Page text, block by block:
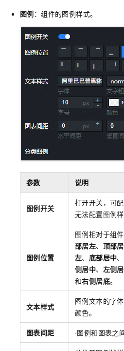
图例：组件的图例样式。
参数 说明
图例开关
打开开关，可
无法配置图例样
图例位置
图例相对于组
部居左、 顶部
左、 底部居中、
侧居中、 左侧
和右侧居底。
文本样式
图例文本的字
颜色。
图表间距 ·图例和图表之